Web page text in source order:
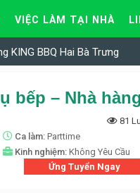
VIỆC LÀM TẠI NHÀ
KING BBQ Hai Bà Trưng
81
Ca làm: Parttime
Kinh nghiệm: Không Yêu Cầu
Ứng Tuyển Ngay